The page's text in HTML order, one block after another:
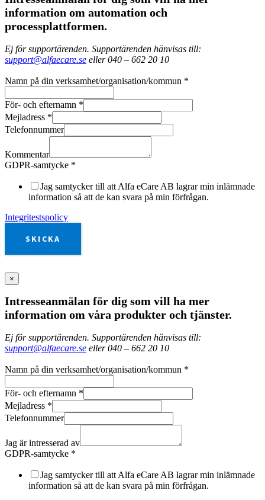
information om automation och
processplattformen.
Ej för supportärenden. Supportärenden hänvisas till:
support@alfaecare.se eller 040 – 662 20 10
Namn på din verksamhet/organisation/kommun *
För- och efternamn *
Mejladress *
Telefonnummer
Kommentar
GDPR-samtycke *
Jag samtycker till att Alfa eCare AB lagrar min inlämnade
information så att de kan svara på min förfrågan.
Integritestspolicy
SKICKA
×
Intresseanmälan för dig som vill ha mer
information om våra produkter och tjänster.
Ej för supportärenden. Supportärenden hänvisas till:
support@alfaecare.se eller 040 – 662 20 10
Namn på din verksamhet/organisation/kommun *
För- och efternamn *
Mejladress *
Telefonnummer
Jag är intresserad av
GDPR-samtycke *
Jag samtycker till att Alfa eCare AB lagrar min inlämnade
information så att de kan svara på min förfrågan.